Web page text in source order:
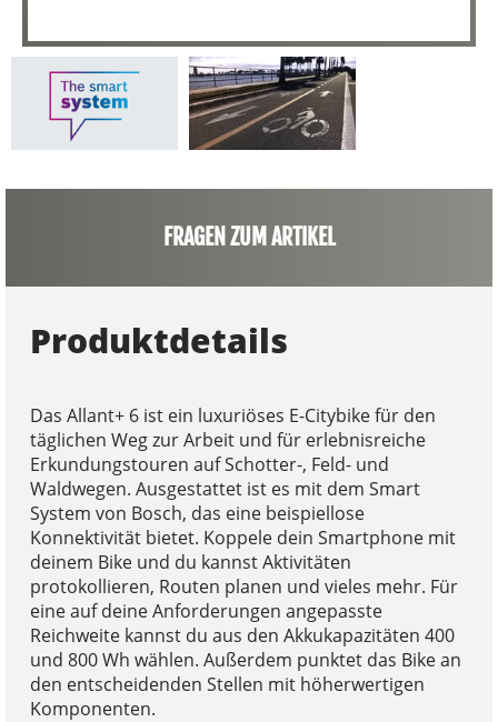
FRAGEN ZUM ARTIKEL
Produktdetails
Das Allant+ 6 ist ein luxuriöses E-Citybike für den
täglichen Weg zur Arbeit und für erlebnisreiche
Erkundungstouren auf Schotter-, Feld- und
Waldwegen. Ausgestattet ist es mit dem Smart
System von Bosch, das eine beispiellose
Konnektivität bietet. Koppele dein Smartphone mit
deinem Bike und du kannst Aktivitäten
protokollieren, Routen planen und vieles mehr. Für
eine auf deine Anforderungen angepasste
Reichweite kannst du aus den Akkukapazitäten 400
und 800 Wh wählen. Außerdem punktet das Bike an
den entscheidenden Stellen mit höherwertigen
Komponenten.